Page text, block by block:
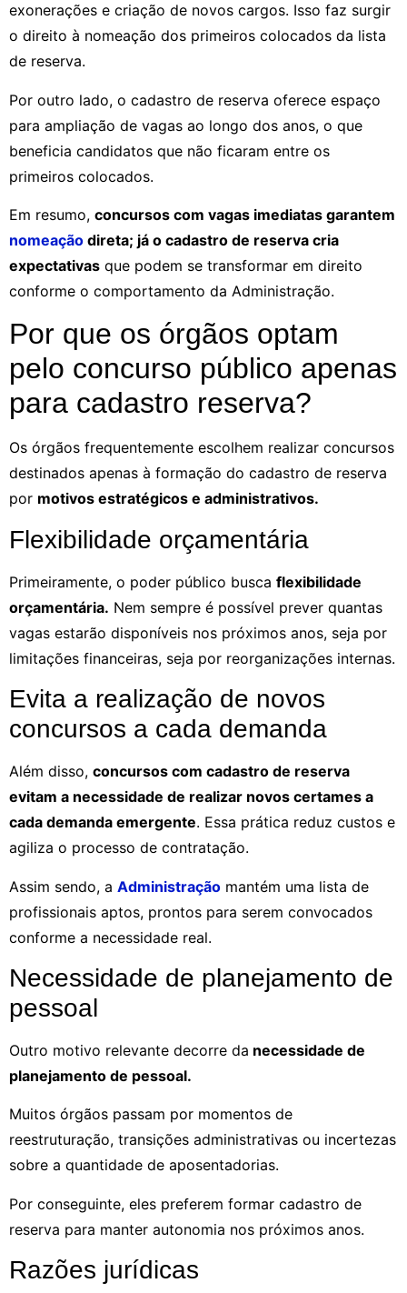
exonerações e criação de novos cargos. Isso faz surgir
o direito à nomeação dos primeiros colocados da lista
de reserva.
Por outro lado, o cadastro de reserva oferece espaço
para ampliação de vagas ao longo dos anos, o que
beneficia candidatos que não ficaram entre os
primeiros colocados.
Em resumo, concursos com vagas imediatas garantem
nomeação direta; já o cadastro de reserva cria
expectativas que podem se transformar em direito
conforme o comportamento da Administração.
Por que os órgãos optam
pelo concurso público apenas
para cadastro reserva?
Os órgãos frequentemente escolhem realizar concursos
destinados apenas à formação do cadastro de reserva
por motivos estratégicos e administrativos.
Flexibilidade orçamentária
Primeiramente, o poder público busca flexibilidade
orçamentária. Nem sempre é possível prever quantas
vagas estarão disponíveis nos próximos anos, seja por
limitações financeiras, seja por reorganizações internas.
Evita a realização de novos
concursos a cada demanda
Além disso, concursos com cadastro de reserva
evitam a necessidade de realizar novos certames a
cada demanda emergente. Essa prática reduz custos e
agiliza o processo de contratação.
Assim sendo, a Administração mantém uma lista de
profissionais aptos, prontos para serem convocados
conforme a necessidade real.
Necessidade de planejamento de
pessoal
Outro motivo relevante decorre da necessidade de
planejamento de pessoal.
Muitos órgãos passam por momentos de
reestruturação, transições administrativas ou incertezas
sobre a quantidade de aposentadorias.
Por conseguinte, eles preferem formar cadastro de
reserva para manter autonomia nos próximos anos.
Razões jurídicas